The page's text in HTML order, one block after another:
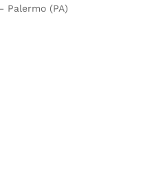
Palermo (PA)